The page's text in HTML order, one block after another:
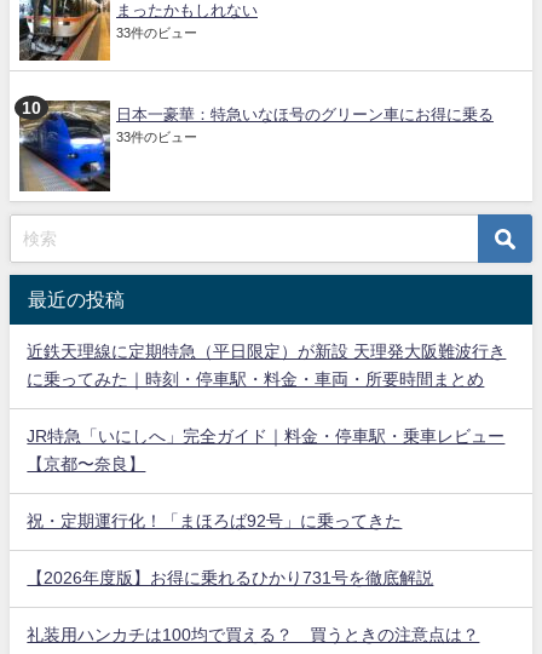
まったかもしれない
33件のビュー
日本一豪華：特急いなほ号のグリーン車にお得に乗る
33件のビュー
最近の投稿
近鉄天理線に定期特急（平日限定）が新設 天理発大阪難波行き
に乗ってみた｜時刻・停車駅・料金・車両・所要時間まとめ
JR特急「いにしへ」完全ガイド｜料金・停車駅・乗車レビュー
【京都〜奈良】
祝・定期運行化！「まほろば92号」に乗ってきた
【2026年度版】お得に乗れるひかり731号を徹底解説
礼装用ハンカチは100均で買える？ 買うときの注意点は？